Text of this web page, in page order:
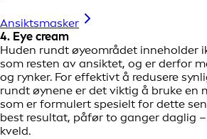
Ansiktsmasker
4. Eye cream
Huden rundt øyeområdet inneholder
som resten av ansiktet, og er derfor
og rynker. For effektivt å redusere
rundt øynene er det viktig å bruke en
som er formulert spesielt for dette
best resultat, påfør to ganger daglig
kveld.